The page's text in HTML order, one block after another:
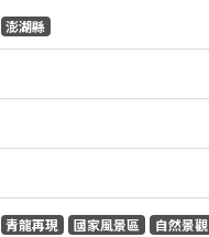
澎湖縣
青龍再現 國家風景區 自然景觀